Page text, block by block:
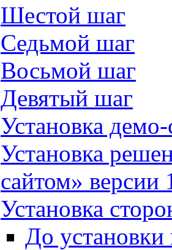
Шестой шаг
Седьмой шаг
Восьмой шаг
Девятый шаг
Установка
Установка
сайтом»
Установка
До установки